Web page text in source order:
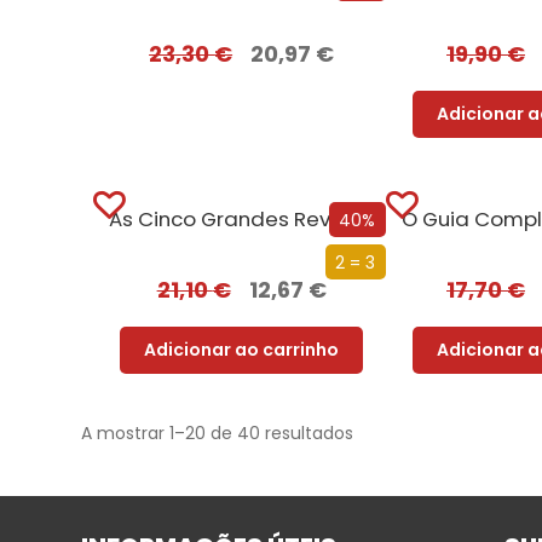
23,30€ 20,97 € 19,90€
Adicionar
40%
2 = 3
As Cinco Grandes Revoluções da História de Portugal
21,10€ 12,67 €
Adicionar ao carrinho
17,70€
Adicionar
A mostrar 1–20 de 40 resultados